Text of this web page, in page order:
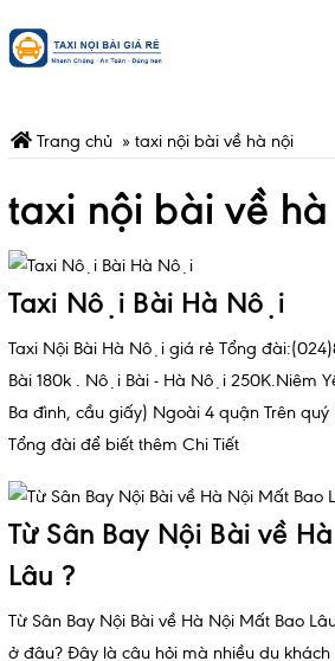
Trang chủ » taxi nội bài về hà nội
taxi nội bài về
Taxi Nội Bài Hà Nội
Taxi Nội Bài Hà Nội giá rẻ Tổng
Bài 180k . Nội Bài - Hà Nội 250K.Niêm
Ba đình, cầu giấy) Ngoài 4 quận Trên quý
Tổng đài để biết thêm Chi Tiết
Từ Sân Bay Nội Bài về
Lâu ?
Từ Sân Bay Nội Bài về Hà Nội Mất Bao
ở đâu? Đây là câu hỏi mà nhiều du